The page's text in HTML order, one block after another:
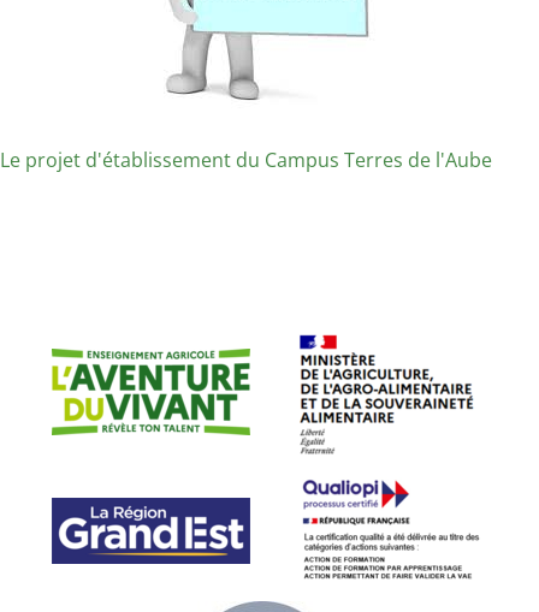
Le projet d'établissement du Campus Terres de l'Aube